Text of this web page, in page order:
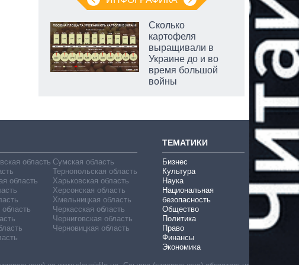
Сколько
картофеля
выращивали в
Украине до и во
время большой
войны
область
область
Сумская область
Тернопольская область
Харьковская область
Херсонская область
Хмельницкая область
Черкасская область
Черниговская область
Черновицкая область
ТЕМАТИКИ
Бизнес
Культура
Наука
Национальная
безопасность
Общество
Политика
Право
Финансы
Экономика